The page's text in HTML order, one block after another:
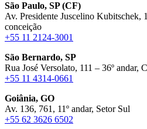
São Paulo, SP (CF)
Av. Presidente Juscelino Kubitschek,
conceição
+55 11 2124-3001
São Bernardo, SP
Rua José Versolato, 111 – 36º andar,
+55 11 4314-0661
Goiânia, GO
Av. 136, 761, 11º andar, Setor Sul
+55 62 3626 6502